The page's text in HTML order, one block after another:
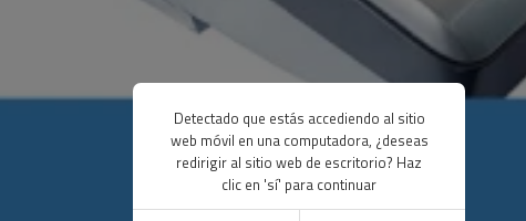
Detectado que estás accediendo al sitio
web móvil en una computadora, ¿deseas
redirigir al sitio web de escritorio? Haz
clic en 'sí' para continuar